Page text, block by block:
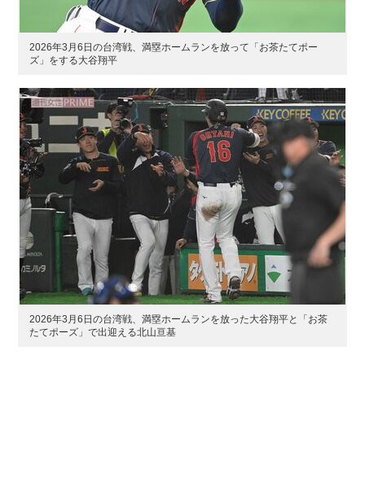
2026年3月6日の台湾戦、満塁ホームランを放って「お茶たてポー
ズ」をする大谷翔平
2026年3月6日の台湾戦、満塁ホームランを放った大谷翔平と「お茶
たてポーズ」で出迎える北山亘基